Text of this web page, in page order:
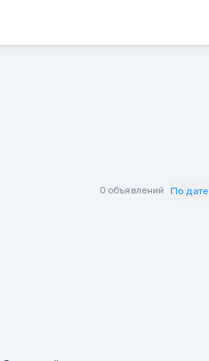
0 объявлений По дате